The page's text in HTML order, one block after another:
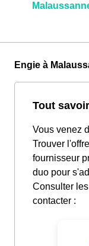
Engie à
Tout
Vous venez
Trouver
fournisseur
duo pour
Consulter
contacter :